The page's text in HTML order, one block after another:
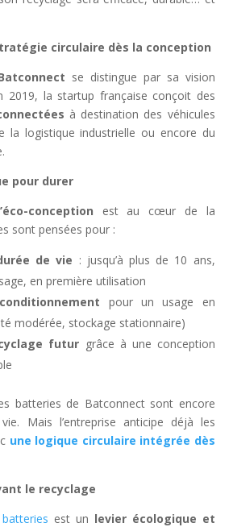
circulaire dès la conception
se distingue par sa vision
2019, la startup française conçoit des
à destination des véhicules
la logistique industrielle ou encore du
pour durer
conception est au cœur de la
sont pensées pour :
de vie : jusqu’à plus de 10 ans,
en première utilisation
pour un usage en
modérée, stockage stationnaire)
futur grâce à une conception
batteries de Batconnect sont encore
Mais l’entreprise anticipe déjà les
une logique circulaire intégrée dès
le recyclage
est un levier écologique et